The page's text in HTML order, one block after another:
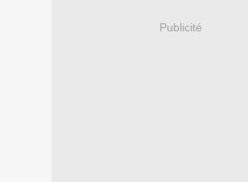
Publicité